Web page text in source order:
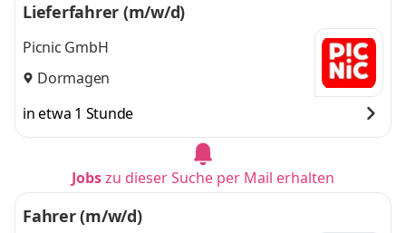
Lieferfahrer (m/w/d)
Picnic GmbH
Dormagen
in etwa 1 Stunde
Jobszu dieser Suche per Mail erhalten
Fahrer (m/w/d)